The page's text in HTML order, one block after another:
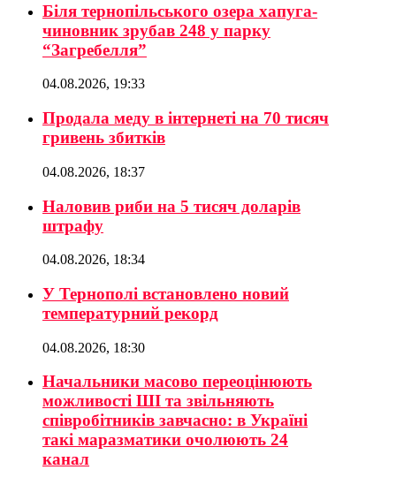
Біля тернопільського озера хапуга-
чиновник зрубав 248 у парку
“Загребелля”
04.08.2026, 19:33
Продала меду в інтернеті на 70 тисяч
гривень збитків
04.08.2026, 18:37
Наловив риби на 5 тисяч доларів
штрафу
04.08.2026, 18:34
У Тернополі встановлено новий
температурний рекорд
04.08.2026, 18:30
Начальники масово переоцінюють
можливості ШІ та звільняють
співробітників завчасно: в Україні
такі маразматики очолюють 24
канал